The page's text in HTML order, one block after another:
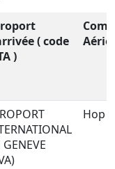
( code
)
GENEVE
Hop !